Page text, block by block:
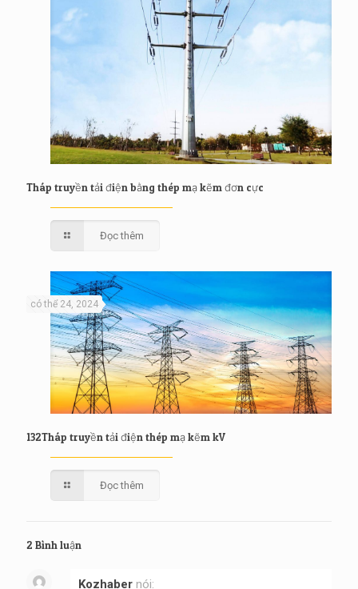
Tháp truyền tải điện bằng thép mạ kẽm đơn cực
Đọc thêm
có thể 24, 2024
132Tháp truyền tải điện thép mạ kẽm kV
Đọc thêm
2 Bình luận
Kozhaber nói: